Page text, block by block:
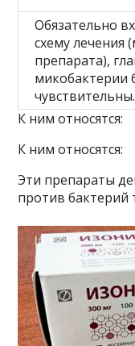
Обязательно
схему лечения
препарата),
микобактерии
чувствительны.
К ним относятся:
К ним относятся:
Эти препараты
против бактерий